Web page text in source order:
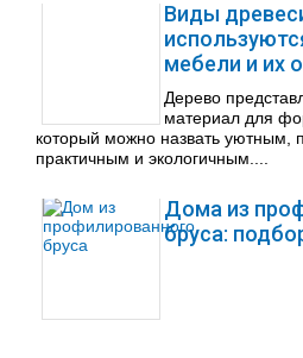
Виды
мебели и их
Дерево
материал для
который можно назвать уютным,
практичным и экологичным....
Дома из
бруса: